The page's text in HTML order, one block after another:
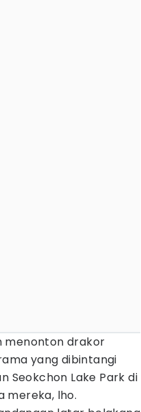
menonton drakor
yang dibintangi
Seokchon Lake Park di
mereka, lho.